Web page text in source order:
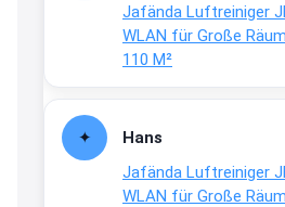
Jafända Luftreiniger
WLAN für Große
110 M²
Hans
Jafända Luftreiniger
WLAN für Große
Joachim
Ab diesem Jahr
Fielmann-Blinkis
www.fielmann-
group.com/